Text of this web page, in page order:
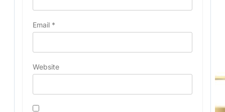
Email *
Website